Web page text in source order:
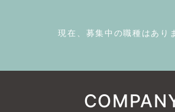
現在、募集中の職種はあり